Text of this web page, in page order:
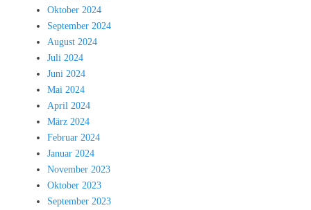
Oktober 2024
September 2024
August 2024
Juli 2024
Juni 2024
Mai 2024
April 2024
März 2024
Februar 2024
Januar 2024
November 2023
Oktober 2023
September 2023